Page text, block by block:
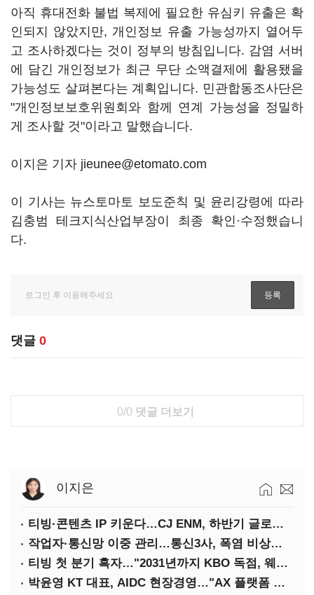
아직 휴대전화 불법 복제에 필요한 유심키 유출은 확
인되지 않았지만, 개인정보 유출 가능성까지 열어두
고 조사하겠다는 것이 정부의 방침입니다. 감염 서버
에 담긴 개인정보가 최근 무단 소액결제에 활용됐을
가능성도 살펴본다는 계획입니다. 민관합동조사단은
"개인정보보호위원회와 함께 연계 가능성을 정밀하
게 조사할 것"이라고 말했습니다.
이지은 기자 jieunee@etomato.com
이 기사는 뉴스토마토 보도준칙 및 윤리강령에 따라
김충범 테크지식산업부장이 최종 확인·수정했습니
다.
댓글 0
0/0 댓글 더보기
이지은
티빙·콘텐츠 IP 키운다…CJ ENM, 하반기 글로벌 확장 가속
작업자·통신망 이중 관리…통신3사, 폭염 비상대응 돌입
티빙 첫 분기 흑자…"2031년까지 KBO 독점, 웨이브 합병도 속도"
박윤영 KT 대표, AIDC 현장경영…"AX 플랫폼 핵심 인프라로 키운다"